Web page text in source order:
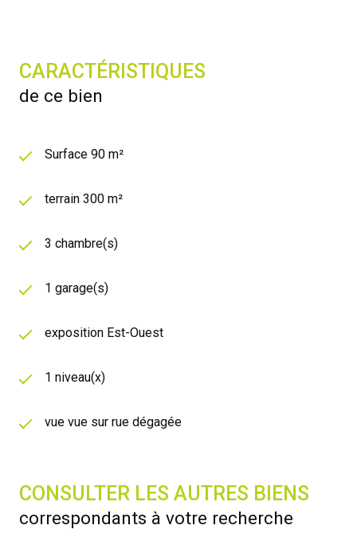
CARACTÉRISTIQUES
de ce bien
Surface 90 m²
terrain 300 m²
3 chambre(s)
1 garage(s)
exposition Est-Ouest
1 niveau(x)
vue vue sur rue dégagée
CONSULTER LES AUTRES BIENS
correspondants à votre recherche